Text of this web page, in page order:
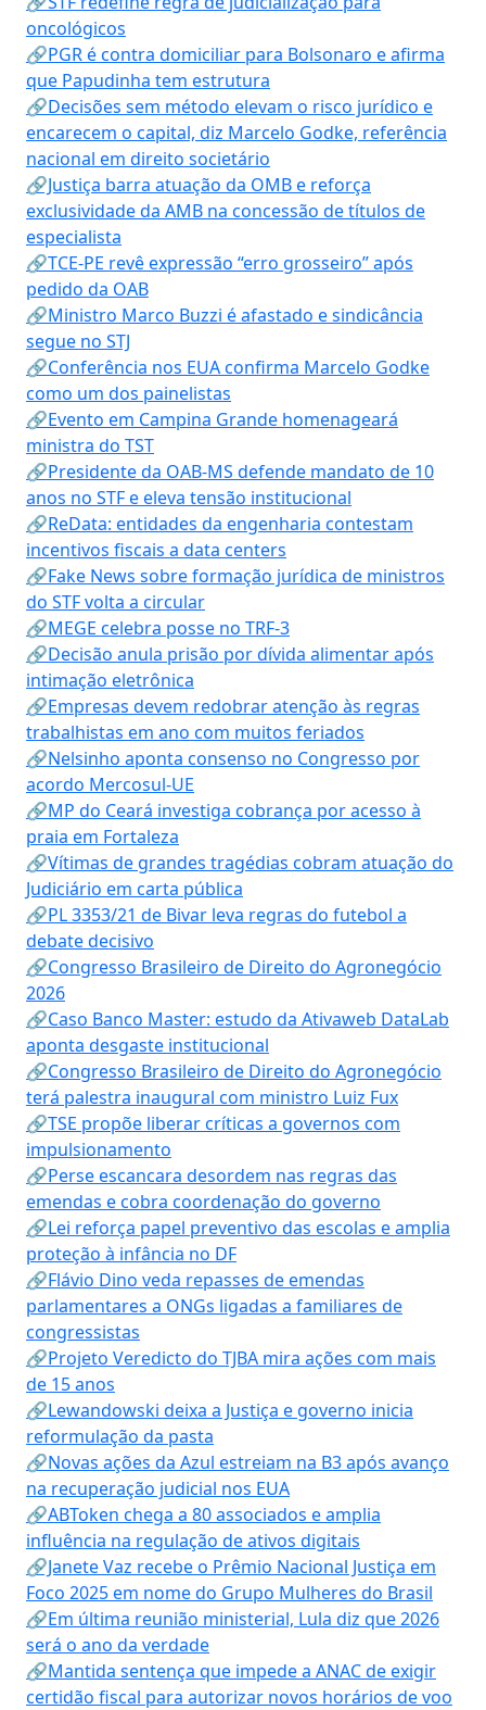
oncológicos
🔗PGR é contra domiciliar para Bolsonaro e afirma
que Papudinha tem estrutura
🔗Decisões sem método elevam o risco jurídico e
encarecem o capital, diz Marcelo Godke, referência
nacional em direito societário
🔗Justiça barra atuação da OMB e reforça
exclusividade da AMB na concessão de títulos de
especialista
🔗TCE-PE revê expressão “erro grosseiro” após
pedido da OAB
🔗Ministro Marco Buzzi é afastado e sindicância
segue no STJ
🔗Conferência nos EUA confirma Marcelo Godke
como um dos painelistas
🔗Evento em Campina Grande homenageará
ministra do TST
🔗Presidente da OAB-MS defende mandato de 10
anos no STF e eleva tensão institucional
🔗ReData: entidades da engenharia contestam
incentivos fiscais a data centers
🔗Fake News sobre formação jurídica de ministros
do STF volta a circular
🔗MEGE celebra posse no TRF-3
🔗Decisão anula prisão por dívida alimentar após
intimação eletrônica
🔗Empresas devem redobrar atenção às regras
trabalhistas em ano com muitos feriados
🔗Nelsinho aponta consenso no Congresso por
acordo Mercosul-UE
🔗MP do Ceará investiga cobrança por acesso à
praia em Fortaleza
🔗Vítimas de grandes tragédias cobram atuação do
Judiciário em carta pública
🔗PL 3353/21 de Bivar leva regras do futebol a
debate decisivo
🔗Congresso Brasileiro de Direito do Agronegócio
2026
🔗Caso Banco Master: estudo da Ativaweb DataLab
aponta desgaste institucional
🔗Congresso Brasileiro de Direito do Agronegócio
terá palestra inaugural com ministro Luiz Fux
🔗TSE propõe liberar críticas a governos com
impulsionamento
🔗Perse escancara desordem nas regras das
emendas e cobra coordenação do governo
🔗Lei reforça papel preventivo das escolas e amplia
proteção à infância no DF
🔗Flávio Dino veda repasses de emendas
parlamentares a ONGs ligadas a familiares de
congressistas
🔗Projeto Veredicto do TJBA mira ações com mais
de 15 anos
🔗Lewandowski deixa a Justiça e governo inicia
reformulação da pasta
🔗Novas ações da Azul estreiam na B3 após avanço
na recuperação judicial nos EUA
🔗ABToken chega a 80 associados e amplia
influência na regulação de ativos digitais
🔗Janete Vaz recebe o Prêmio Nacional Justiça em
Foco 2025 em nome do Grupo Mulheres do Brasil
🔗Em última reunião ministerial, Lula diz que 2026
será o ano da verdade
🔗Mantida sentença que impede a ANAC de exigir
certidão fiscal para autorizar novos horários de voo